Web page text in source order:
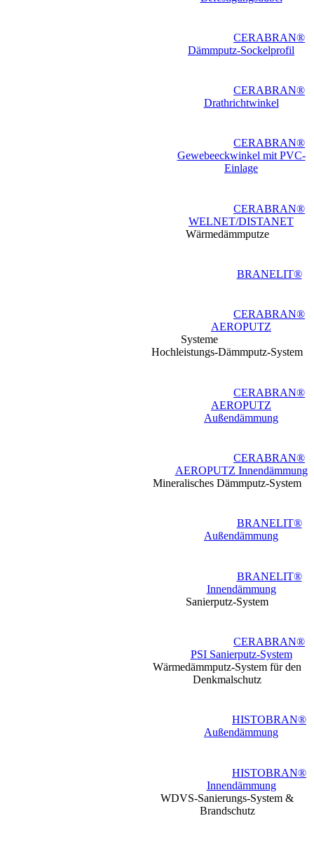
CERABRAN®
Dämmputz-Sockelprofil
CERABRAN®
Drathrichtwinkel
CERABRAN®
Gewebeeckwinkel mit PVC-
Einlage
CERABRAN®
WELNET/DISTANET
Wärmedämmputze
BRANELIT®
CERABRAN®
AEROPUTZ
Systeme
Hochleistungs-Dämmputz-System
CERABRAN®
AEROPUTZ
Außendämmung
CERABRAN®
AEROPUTZ Innendämmung
Mineralisches Dämmputz-System
BRANELIT®
Außendämmung
BRANELIT®
Innendämmung
Sanierputz-System
CERABRAN®
PSI Sanierputz-System
Wärmedämmputz-System für den
Denkmalschutz
HISTOBRAN®
Außendämmung
HISTOBRAN®
Innendämmung
WDVS-Sanierungs-System &
Brandschutz